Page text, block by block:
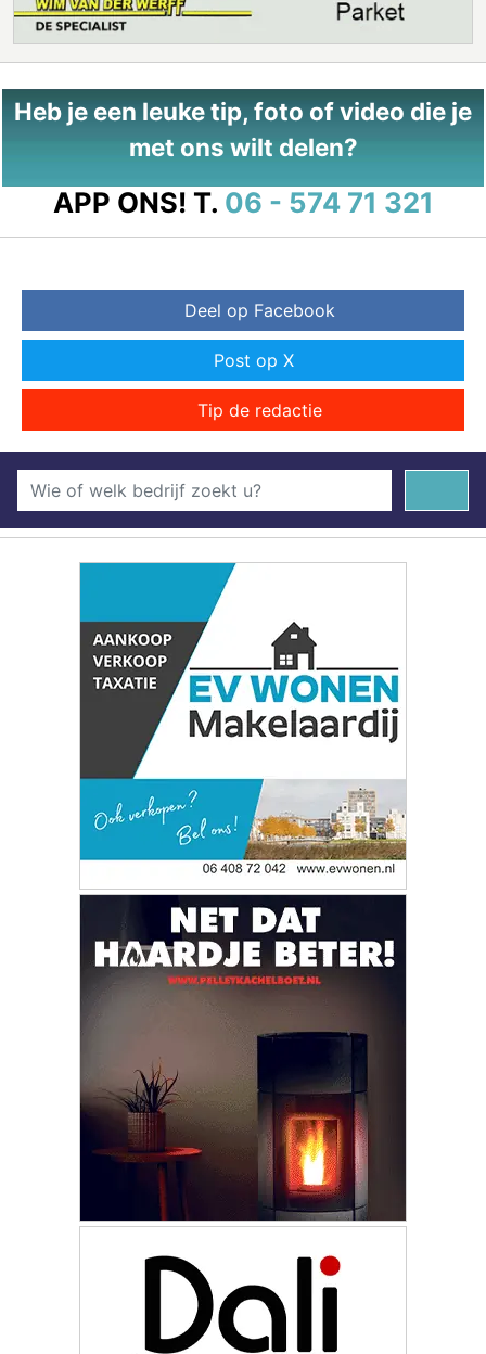
Heb je een leuke tip, foto of video die je
met ons wilt delen?
APP ONS! T. 06 - 574 71 321
Deel op Facebook
Post op X
Tip de redactie